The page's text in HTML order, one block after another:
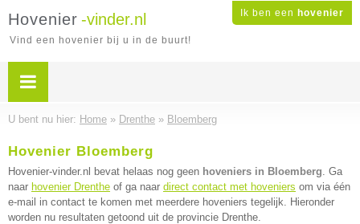
Ik ben een hovenier
Hovenier -vinder.nl
Vind een hovenier bij u in de buurt!
U bent nu hier: Home » Drenthe » Bloemberg
Hovenier Bloemberg
Hovenier-vinder.nl bevat helaas nog geen hoveniers in Bloemberg. Ga
naar hovenier Drenthe of ga naar direct contact met hoveniers om via één
e-mail in contact te komen met meerdere hoveniers tegelijk. Hieronder
worden nu resultaten getoond uit de provincie Drenthe.